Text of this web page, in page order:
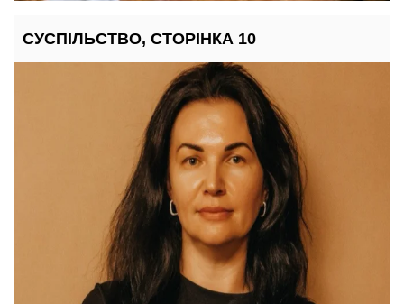
СУСПІЛЬСТВО, СТОРІНКА 10